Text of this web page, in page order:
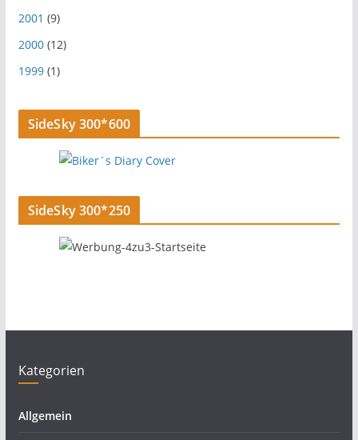
2001 (9)
2000(12)
1999(1)
SideSky 300*600
SideSky 300*250
Kategorien
Allgemein